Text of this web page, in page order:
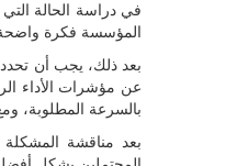
في دراسة الحالة التي
المؤسسة فكرة واضحة عن
بعد ذلك، يجب أن
عن مؤشرات الأداء
بالسرعة المطلوبة،
بعد مناقشة المشكلة